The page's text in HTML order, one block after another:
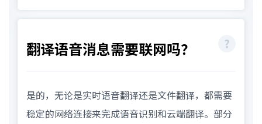
翻译语音消息需要联网吗？
是的，无论是实时语音翻译还是文件翻译，都需要
稳定的网络连接来完成语音识别和云端翻译。部分